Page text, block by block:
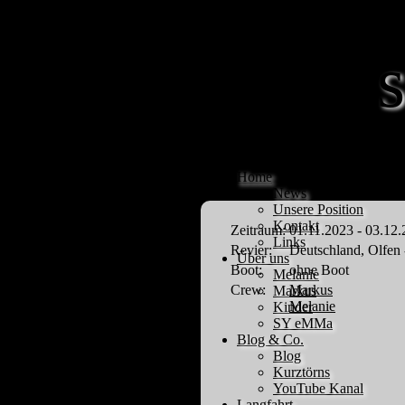
Home
News
Unsere Position
Kontakt
Links
Über uns
Melanie
Markus
Kinder
SY eMMa
Blog & Co.
Blog
Kurztörns
YouTube Kanal
Zeitraum: 01.11.2023 -
Revier:
Deutschland,
Boot:
ohne Boot
Crew:
Markus
Melanie